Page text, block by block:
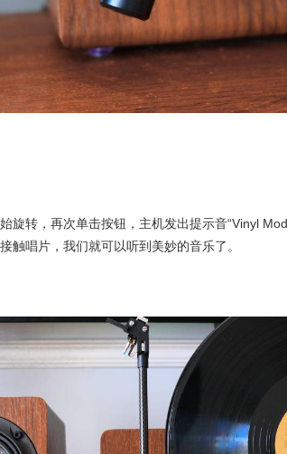
旋转，再次单击按钮，主机发出提示音“Vinyl
触唱片，我们就可以听到美妙的音乐了。